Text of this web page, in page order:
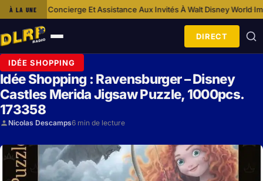
À LA UNE
Et Assistance Aux Invités À Walt Disney World·Impact Des Zones
Ouvrir
le
menu
DIRECT
IDÉE SHOPPING
Idée Shopping : Ravensburger – Disney
Castles Merida Jigsaw Puzzle, 1000pcs.
173358
Nicolas Descamps6 min de lecture